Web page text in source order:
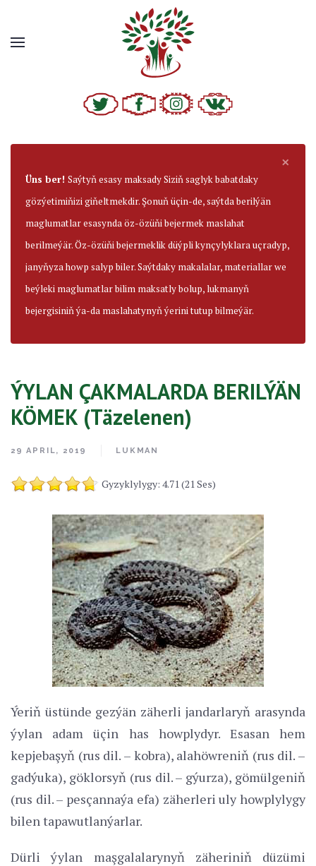
×
Üns ber! Saýtyň esasy maksady Siziň saglyk babatdaky
gözýetimiňizi giňeltmekdir. Şonuň üçin-de, saýtda berilýän
maglumatlar esasynda öz-özüňi bejermek maslahat
berilmeýär. Öz-özüňi bejermeklik düýpli kynçylyklara uçradyp,
janyňyza howp salyp biler. Saýtdaky makalalar, materiallar we
beýleki maglumatlar bilim maksatly bolup, lukmanyň
bejergisiniň ýa-da maslahatynyň ýerini tutup bilmeýär.
ÝYLAN ÇAKMALARDA BERILÝÄN
KÖMEK (Täzelenen)
29 APRIL, 2019 LUKMAN
Gyzyklylygy: 4.71 (21 Ses)
Ýeriň üstünde gezýän zäherli jandarlaryň arasynda
ýylan adam üçin has howplydyr. Esasan hem
kepjebaşyň (rus dil. – kobra), alahöwreniň (rus dil. –
gadýuka), göklorsyň (rus dil. – gýurza), gömülgeniň
(rus dil. – pesçannaýa efa) zäherleri uly howplylygy
bilen tapawutlanýarlar.
Dürli ýylan maşgalalarynyň zäheriniň düzümi